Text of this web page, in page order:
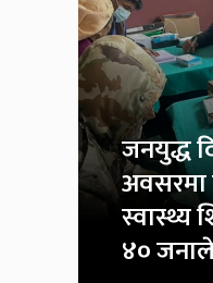
जनयुद्ध
स्वास्थ्य
४०